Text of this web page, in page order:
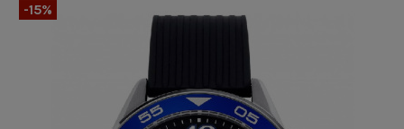
-15%